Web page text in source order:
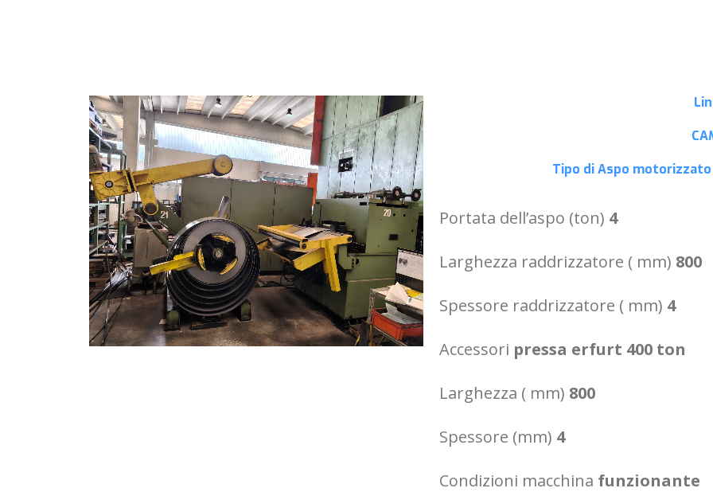
Tipo di Aspo motorizzato
Portata dell’aspo (ton) 4
Larghezza raddrizzatore ( mm) 800
Spessore raddrizzatore ( mm) 4
Accessori pressa erfurt 400 ton
Larghezza ( mm) 800
Spessore (mm) 4
Condizioni macchina funzionante